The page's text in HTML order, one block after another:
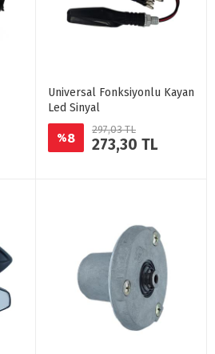
Universal Fonksiyonlu Kayan
Led Sinyal
%8
297,03 TL
273,30 TL